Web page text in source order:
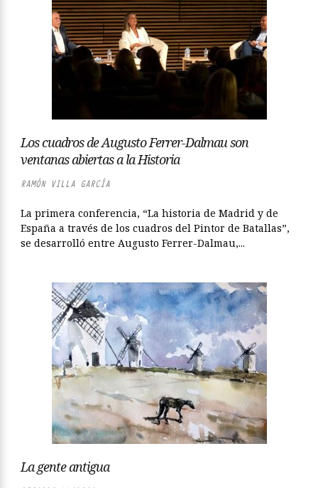
Los cuadros de Augusto Ferrer-Dalmau son
ventanas abiertas a la Historia
RAMÓN VILLA GARCÍA
La primera conferencia, “La historia de Madrid y de
España a través de los cuadros del Pintor de Batallas”,
se desarrolló entre Augusto Ferrer-Dalmau,...
La gente antigua